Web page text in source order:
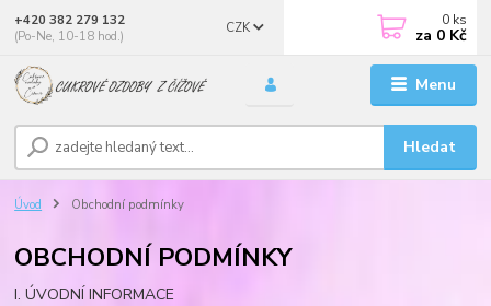
Menu
CZK
Hledat
+420 382 279 132
(Po-Ne, 10-18 hod.)
0 ks
za 0 Kč
Úvod Obchodní podmínky
OBCHODNÍ PODMÍNKY
I. ÚVODNÍ INFORMACE